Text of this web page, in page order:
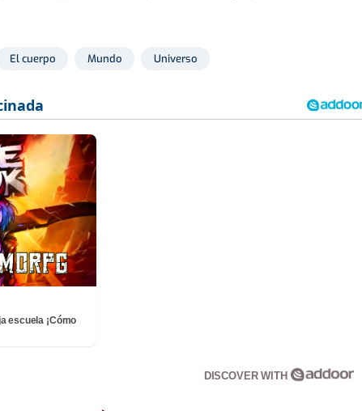
El cuerpo Mundo Universo
escuela ¡Cómo
DISCOVER WITH